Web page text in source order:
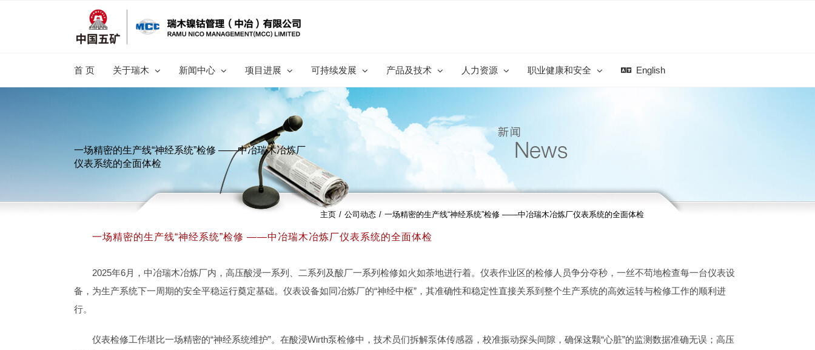
首 页 关于瑞木 新闻中心 项目进展 可持续发展 产品及技术 人力资源 职业健康和安全 English
一场精密的生产线“神经系统”检修 ——中冶瑞木冶炼厂
仪表系统的全面体检
主页 / 公司动态 / 一场精密的生产线“神经系统”检修 ——中冶瑞木冶炼厂仪表系统的全面体检
一场精密的生产线“神经系统”检修 ——中冶瑞木冶炼厂仪表系统的全面体检
2025年6月，中冶瑞木冶炼厂内，高压酸浸一系列、二系列及酸厂一系列检修如火如荼地进行着。仪表作业区的检修人员争分夺秒，一丝不苟地检查每一台仪表设
备，为生产系统下一周期的安全平稳运行奠定基础。仪表设备如同冶炼厂的“神经中枢”，其准确性和稳定性直接关系到整个生产系统的高效运转与检修工作的顺利进
行。
仪表检修工作堪比一场精密的“神经系统维护”。在酸浸Wirth泵检修中，技术员们拆解泵体传感器，校准振动探头间隙，确保这颗“心脏”的监测数据准确无误；高压